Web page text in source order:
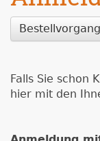
Falls Sie schon
hier mit den